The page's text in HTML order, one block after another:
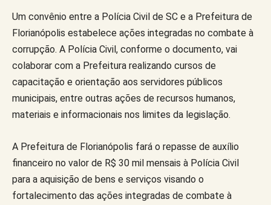
Um convênio entre a Polícia Civil de SC e a Prefeitura de
Florianópolis estabelece ações integradas no combate à
corrupção. A Polícia Civil, conforme o documento, vai
colaborar com a Prefeitura realizando cursos de
capacitação e orientação aos servidores públicos
municipais, entre outras ações de recursos humanos,
materiais e informacionais nos limites da legislação.
A Prefeitura de Florianópolis fará o repasse de auxílio
financeiro no valor de R$ 30 mil mensais à Polícia Civil
para a aquisição de bens e serviços visando o
fortalecimento das ações integradas de combate à